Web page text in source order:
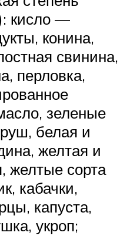
кисло —
конина,
свинина,
перловка,
зеленые
белая и
желтая и
желтые сорта
кабачки,
капуста,
укроп;